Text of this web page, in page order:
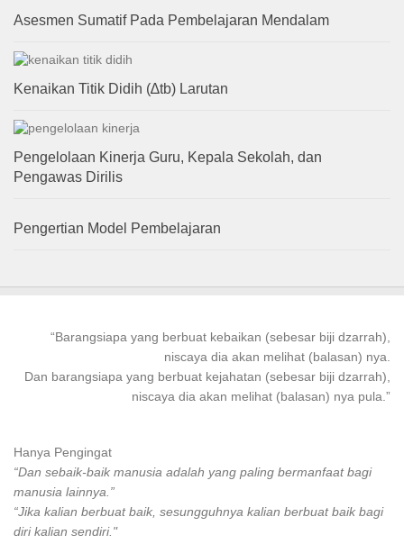
Asesmen Sumatif Pada Pembelajaran Mendalam
Kenaikan Titik Didih (∆tb) Larutan
Pengelolaan Kinerja Guru, Kepala Sekolah, dan
Pengawas Dirilis
Pengertian Model Pembelajaran
“Barangsiapa yang berbuat kebaikan (sebesar biji dzarrah),
niscaya dia akan melihat (balasan) nya.
Dan barangsiapa yang berbuat kejahatan (sebesar biji dzarrah),
niscaya dia akan melihat (balasan) nya pula.”
Hanya Pengingat
“Dan sebaik-baik manusia adalah yang paling bermanfaat bagi
manusia lainnya.”
“Jika kalian berbuat baik, sesungguhnya kalian berbuat baik bagi
diri kalian sendiri."